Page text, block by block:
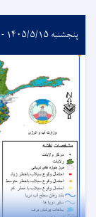
پنجشنبه ۱۴۰۵/۵/۱۵ - ۱۲:۱۴